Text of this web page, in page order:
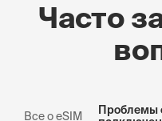
Часто
Все о eSIM
Проблемы